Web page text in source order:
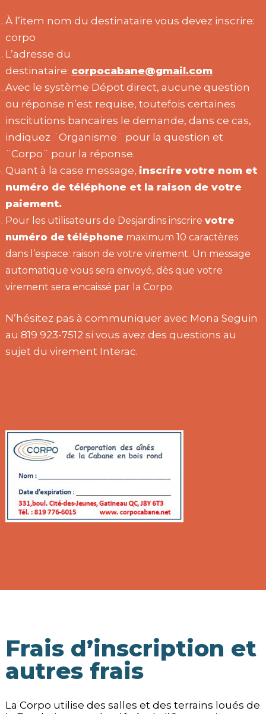
À l’item nom du destinataire vous devez inscrire:
corpo
L’adresse du
destinataire: corpocabane@gmail.com
Avec le système Dépot direct, aucune question
ou réponse n’est requise, toutefois certaines
inscitutions bancaires le demande, dans ce cas,
indiquez ¨Organisme¨ pour la question et
¨Corpo¨ pour la réponse.
Quant à la case message, inscrire votre nom et
numéro de téléphone et la raison de votre
paiement.
Pour les utilisateurs de Desjardins inscrire votre
numéro de téléphone maximum 10 caractères
dans l’espace: raison de votre virement. Un message
automatique vous sera envoyé, dès que votre
virement sera encaissé par la Corpo.
N’hésitez pas à communiquer avec Mona Seguin
au 819 923-7512 si vous avez des questions au
sujet du virement Interac.
Frais d’inscription et
autres frais
La Corpo utilise des salles et des terrains loués de